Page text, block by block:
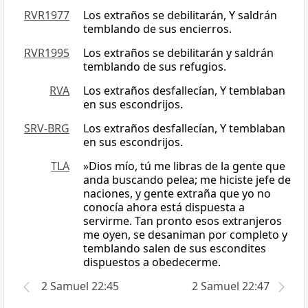
RVR1977
Los extraños se debilitarán, Y saldrán
temblando de sus encierros.
RVR1995
Los extraños se debilitarán y saldrán
temblando de sus refugios.
RVA
Los extraños desfallecían, Y temblaban
en sus escondrijos.
SRV-BRG
Los extraños desfallecían, Y temblaban
en sus escondrijos.
TLA
»Dios mío, tú me libras de la gente que
anda buscando pelea; me hiciste jefe de
naciones, y gente extraña que yo no
conocía ahora está dispuesta a
servirme. Tan pronto esos extranjeros
me oyen, se desaniman por completo y
temblando salen de sus escondites
dispuestos a obedecerme.
2 Samuel 22:45
2 Samuel 22:47